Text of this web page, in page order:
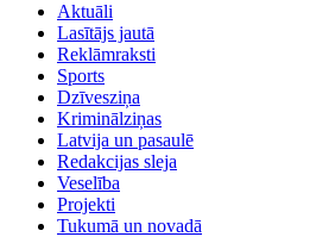
Aktuāli
Lasītājs jautā
Reklāmraksti
Sports
Dzīvesziņa
Kriminālziņas
Latvija un pasaulē
Redakcijas sleja
Veselība
Projekti
Tukumā un novadā